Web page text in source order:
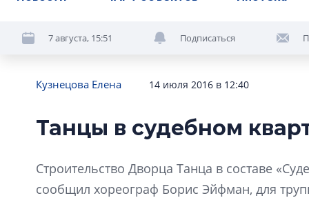
7 августа, 15:51 Подписаться
Кузнецова Елена 14 июля 2016 в 12:40
Танцы в судебном
Строительство Дворца Танца в составе
сообщил хореограф Борис Эйфман, для